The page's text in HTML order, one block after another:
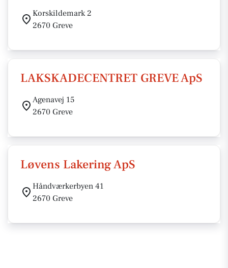
Korskildemark 2
2670 Greve
LAKSKADECENTRET GREVE ApS
Agenavej 15
2670 Greve
Løvens Lakering ApS
Håndværkerbyen 41
2670 Greve